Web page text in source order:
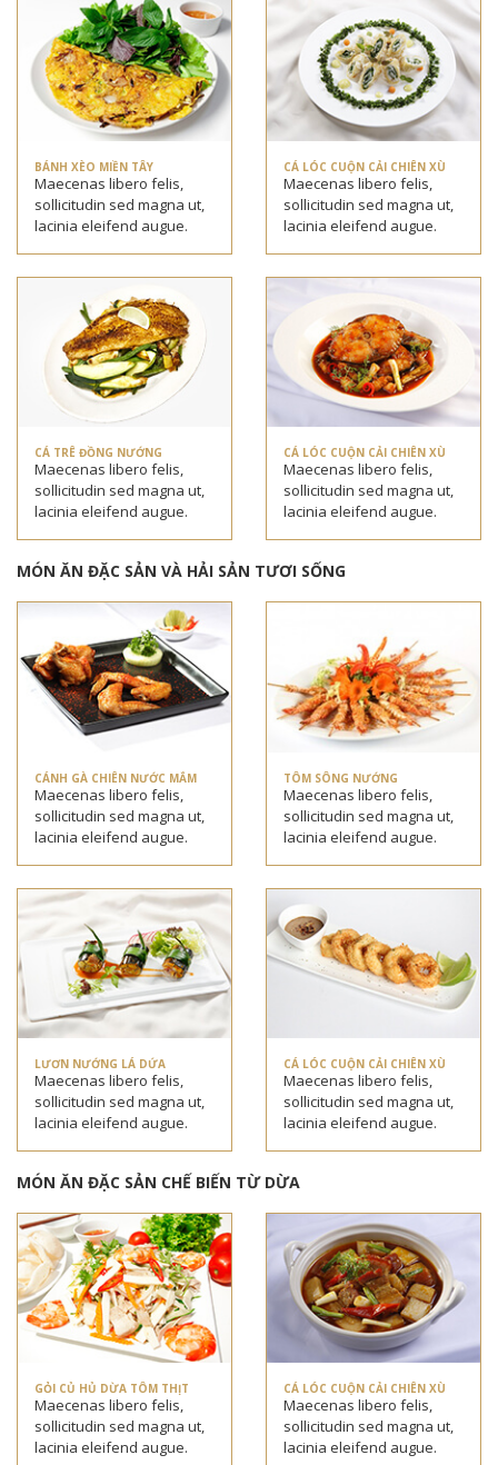
BÁNH XÈO MIỀN TÂY
Maecenas libero felis,
sollicitudin sed magna ut,
lacinia eleifend augue.
CÁ LÓC CUỘN CẢI CHIÊN XÙ
Maecenas libero felis,
sollicitudin sed magna ut,
lacinia eleifend augue.
CÁ TRÊ ĐỒNG NƯỚNG
Maecenas libero felis,
sollicitudin sed magna ut,
lacinia eleifend augue.
CÁ LÓC CUỘN CẢI CHIÊN XÙ
Maecenas libero felis,
sollicitudin sed magna ut,
lacinia eleifend augue.
MÓN ĂN ĐẶC SẢN VÀ HẢI SẢN TƯƠI SỐNG
CÁNH GÀ CHIÊN NƯỚC MẮM
Maecenas libero felis,
sollicitudin sed magna ut,
lacinia eleifend augue.
TÔM SÔNG NƯỚNG
Maecenas libero felis,
sollicitudin sed magna ut,
lacinia eleifend augue.
LƯƠN NƯỚNG LÁ DỨA
Maecenas libero felis,
sollicitudin sed magna ut,
lacinia eleifend augue.
CÁ LÓC CUỘN CẢI CHIÊN XÙ
Maecenas libero felis,
sollicitudin sed magna ut,
lacinia eleifend augue.
MÓN ĂN ĐẶC SẢN CHẾ BIẾN TỪ DỪA
GỎI CỦ HỦ DỪA TÔM THỊT
Maecenas libero felis,
sollicitudin sed magna ut,
lacinia eleifend augue.
CÁ LÓC CUỘN CẢI CHIÊN XÙ
Maecenas libero felis,
sollicitudin sed magna ut,
lacinia eleifend augue.